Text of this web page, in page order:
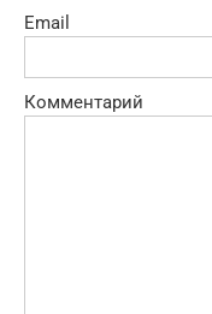
Email
Комментарий